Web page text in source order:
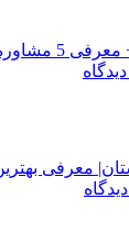
1405
معرفی